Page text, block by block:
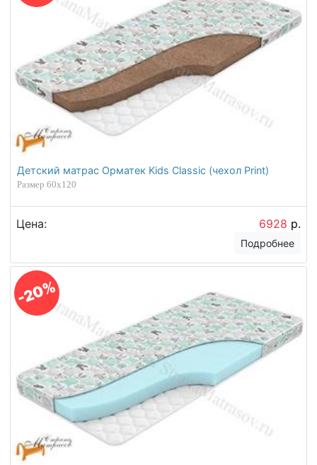
Детский матрас Орматек Kids Classic (чехол Print)
Размер 60х120
Цена: 6928 р.
Подробнее
-20%